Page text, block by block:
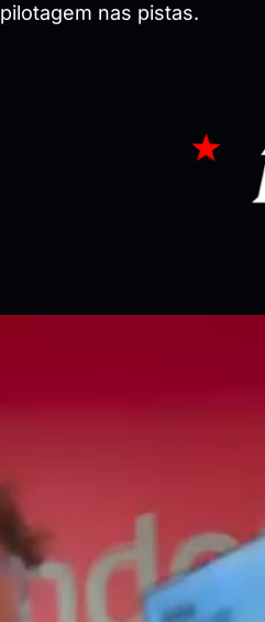
pilotagem nas pistas.​